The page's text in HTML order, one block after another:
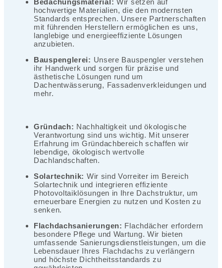
hochwertige Materialien, die den modernsten
Standards entsprechen. Unsere Partnerschaften
mit führenden Herstellern ermöglichen es uns,
langlebige und energieeffiziente Lösungen
anzubieten.
Bauspenglerei: Unsere Bauspengler verstehen
ihr Handwerk und sorgen für präzise und
ästhetische Lösungen rund um
Dachentwässerung, Fassadenverkleidungen und
mehr.
Gründach: Nachhaltigkeit und ökologische
Verantwortung sind uns wichtig. Mit unserer
Erfahrung im Gründachbereich schaffen wir
lebendige, ökologisch wertvolle
Dachlandschaften.
Solartechnik: Wir sind Vorreiter im Bereich
Solartechnik und integrieren effiziente
Photovoltaiklösungen in Ihre Dachstruktur, um
erneuerbare Energien zu nutzen und Kosten zu
senken.
Flachdachsanierungen: Flachdächer erfordern
besondere Pflege und Wartung. Wir bieten
umfassende Sanierungsdienstleistungen, um die
Lebensdauer Ihres Flachdachs zu verlängern
und höchste Dichtheitsstandards zu